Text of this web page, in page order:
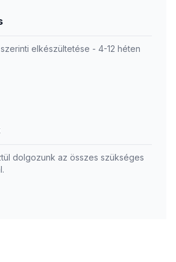
elkészültetése - 4-12 héten
dolgozunk az összes szükséges